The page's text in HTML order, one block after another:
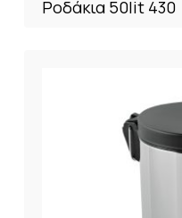
Ροδάκια 50lit 430